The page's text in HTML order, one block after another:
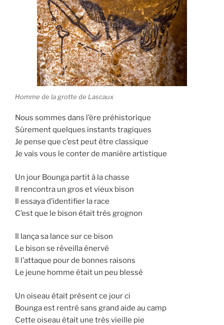
Homme de la grotte de Lascaux
Nous sommes dans l’ère préhistorique
Sûrement quelques instants tragiques
Je pense que c’est peut être classique
Je vais vous le conter de manière artistique
Un jour Bounga partit à la chasse
Il rencontra un gros et vieux bison
Il essaya d’identifier la race
C’est que le bison était très grognon
Il lança sa lance sur ce bison
Le bison se réveilla énervé
Il l’attaque pour de bonnes raisons
Le jeune homme était un peu blessé
Un oiseau était présent ce jour ci
Bounga est rentré sans grand aide au camp
Cette oiseau était une très vieille pie